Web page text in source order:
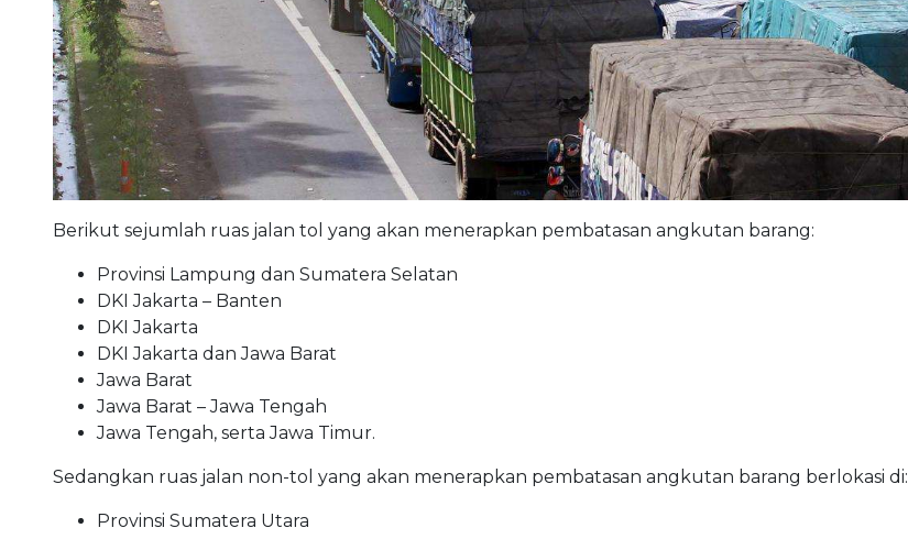
Berikut sejumlah ruas jalan tol yang akan menerapkan pembatasan angkutan barang:
Provinsi Lampung dan Sumatera Selatan
DKI Jakarta – Banten
DKI Jakarta
DKI Jakarta dan Jawa Barat
Jawa Barat
Jawa Barat – Jawa Tengah
Jawa Tengah, serta Jawa Timur.
Sedangkan ruas jalan non-tol yang akan menerapkan pembatasan angkutan barang berlokasi di:
Provinsi Sumatera Utara